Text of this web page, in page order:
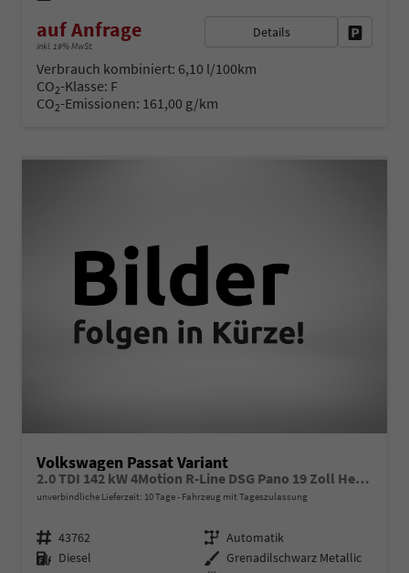
auf Anfrage
inkl. 19% MwSt.
Details
Verbrauch kombiniert: 6,10 l/100km
CO2-Klasse: F
CO2-Emissionen: 161,00 g/km
Volkswagen Passat Variant
2.0 TDI 142 kW 4Motion R-Line DSG Pano 19 Zoll Head Up AHK Navi
unverbindliche Lieferzeit: 10 Tage Fahrzeug mit Tageszulassung
Fahrzeugnr. 43762 Getriebe Automatik
Kraftstoff Diesel Außenfarbe Grenadilschwarz Metallic